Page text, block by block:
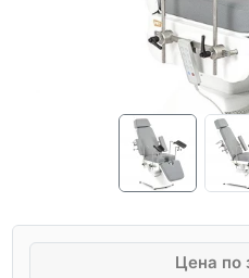
Цена по